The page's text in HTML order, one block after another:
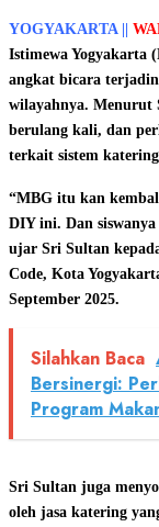
YOGYAKARTA ||
Istimewa Yogyakarta
angkat bicara
wilayahnya. Menurut
berulang kali, dan
terkait sistem
“MBG itu kan
DIY ini. Dan
ujar Sri Sultan
Code, Kota
September 2025.
Silahkan Baca
Bersinergi:
Program
Sri Sultan juga
oleh jasa katering